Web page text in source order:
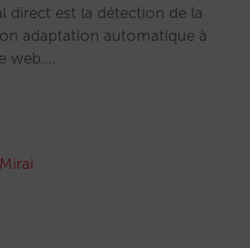
direct est la détection de la
adaptation automatique à
web.…